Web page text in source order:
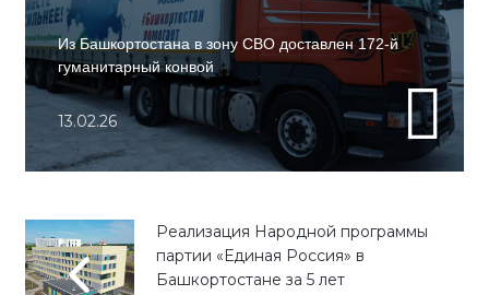
Из Башкортостана в зону СВО доставлен 172-й
гуманитарный конвой
13.02.26
Реализация Народной программы
партии «Единая Россия» в
Башкортостане за 5 лет